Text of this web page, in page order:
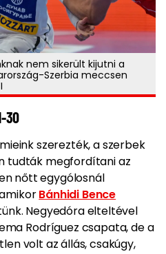
nem sikerült kijutni a
Szerbia meccsen
30
szerezték, a szerbek
tudták megfordítani az
nőtt egygólosnál
Bánhidi Bence
Negyedóra elteltével
Rodríguez csapata, de a
volt az állás, csakúgy,